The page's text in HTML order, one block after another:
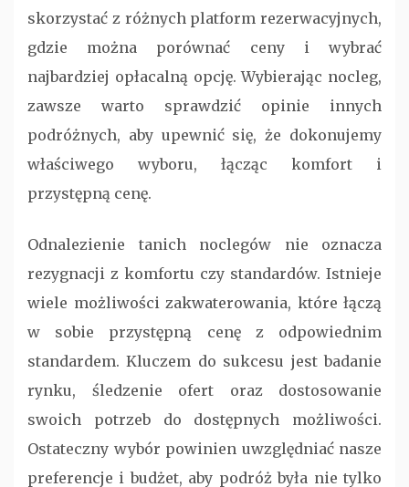
skorzystać z różnych platform rezerwacyjnych,
gdzie można porównać ceny i wybrać
najbardziej opłacalną opcję. Wybierając nocleg,
zawsze warto sprawdzić opinie innych
podróżnych, aby upewnić się, że dokonujemy
właściwego wyboru, łącząc komfort i
przystępną cenę.
Odnalezienie tanich noclegów nie oznacza
rezygnacji z komfortu czy standardów. Istnieje
wiele możliwości zakwaterowania, które łączą
w sobie przystępną cenę z odpowiednim
standardem. Kluczem do sukcesu jest badanie
rynku, śledzenie ofert oraz dostosowanie
swoich potrzeb do dostępnych możliwości.
Ostateczny wybór powinien uwzględniać nasze
preferencje i budżet, aby podróż była nie tylko